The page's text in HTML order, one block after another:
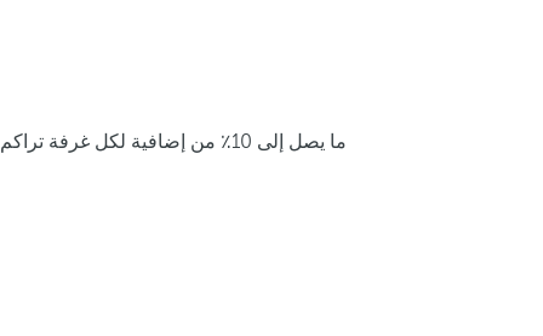
ما يصل إلى 10٪ من إضافية لكل غرفة تراكم